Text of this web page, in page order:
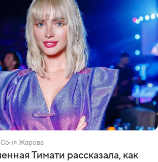
Соня Жарова
Тимати рассказала, как